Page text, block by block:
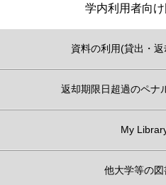
学内利用者向
資料の利用(貸出・
返却期限日超過のペナ
My
他大学等の図